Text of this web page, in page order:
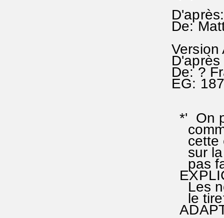
De:
Version
De: ?
EG:
*' On
cette
sur la
pas
Les
le